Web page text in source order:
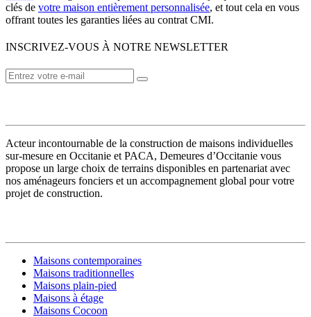
clés de votre maison entièrement personnalisée, et tout cela en vous
offrant toutes les garanties liées au contrat CMI.
INSCRIVEZ-VOUS À NOTRE NEWSLETTER
Acteur incontournable de la construction de maisons individuelles
sur-mesure en Occitanie et PACA, Demeures d’Occitanie vous
propose un large choix de terrains disponibles en partenariat avec
nos aménageurs fonciers et un accompagnement global pour votre
projet de construction.
Maisons contemporaines
Maisons traditionnelles
Maisons plain-pied
Maisons à étage
Maisons Cocoon